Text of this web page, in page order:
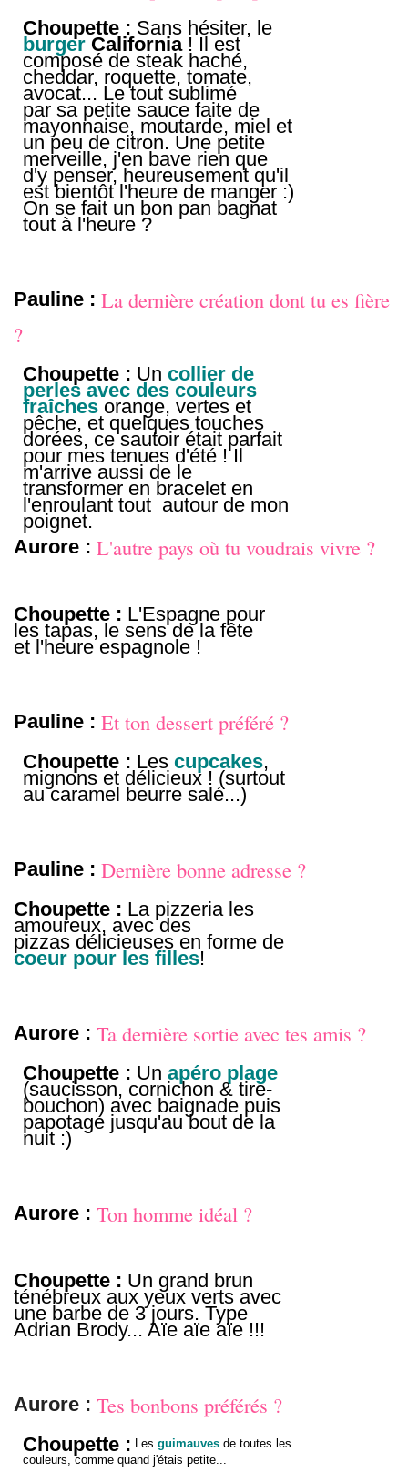
Choupette : Sans hésiter, le
burger California! Il est
composé de steak haché,
cheddar, roquette, tomate,
avocat... Le tout sublimé
par sa petite sauce faite de
mayonnaise, moutarde, miel et
un peu de citron. Une petite
merveille, j'en bave rien que
d'y penser, heureusement qu'il
est bientôt l'heure de manger :)
On se fait un bon pan bagnat
tout à l'heure ?
Pauline : La dernière création dont tu es fière
?
Choupette : Un collier de
perles avec des couleurs
fraîches orange, vertes et
pêche, et quelques touches
dorées, ce sautoir était parfait
pour mes tenues d'été ! Il
m'arrive aussi de le
transformer en bracelet en
l'enroulant tout autour de mon
poignet.
Aurore : L'autre pays où tu voudrais vivre ?
Choupette : L'Espagne pour
les tapas, le sens de la fête
et l'heure espagnole !
Pauline : Et ton dessert préféré ?
Choupette : Les cupcakes,
mignons et délicieux ! (surtout
au caramel beurre salé...)
Pauline : Dernière bonne adresse ?
Choupette : La pizzeria les
amoureux, avec des
pizzas délicieuses en forme de
coeur pour les filles!
Aurore : Ta dernière sortie avec tes amis ?
Choupette : Un apéro plage
(saucisson, cornichon & tire-
bouchon) avec baignade puis
papotage jusqu'au bout de la
nuit :)
Aurore : Ton homme idéal ?
Choupette : Un grand brun
ténébreux aux yeux verts avec
une barbe de 3 jours. Type
Adrian Brody... Aïe aïe aïe !!!
Aurore : Tes bonbons préférés ?
Choupette : Les guimauves de toutes les
couleurs, comme quand j'étais petite...